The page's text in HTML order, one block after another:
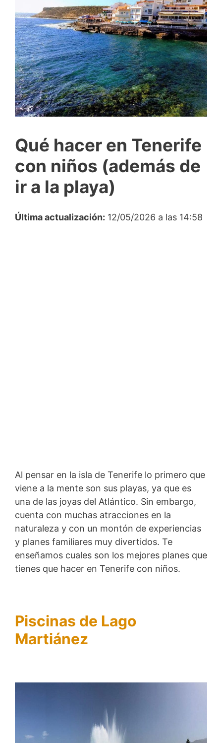
Qué hacer en Tenerife
con niños (además de
ir a la playa)
Última actualización: 12/05/2026 a las 14:58
Al pensar en la isla de Tenerife lo primero que
viene a la mente son sus playas, ya que es
una de las joyas del Atlántico. Sin embargo,
cuenta con muchas atracciones en la
naturaleza y con un montón de experiencias
y planes familiares muy divertidos. Te
enseñamos cuales son los mejores planes que
tienes que hacer en Tenerife con niños.
Piscinas de Lago
Martiánez